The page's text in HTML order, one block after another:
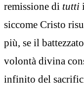
remissione di tutti
siccome Cristo
più, se il
volontà divina
infinito del